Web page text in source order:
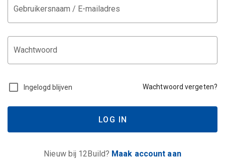
Gebruikersnaam / E-mailadres
Wachtwoord
Ingelogd blijven Wachtwoord vergeten?
LOG IN
Nieuw bij 12Build? Maak account aan